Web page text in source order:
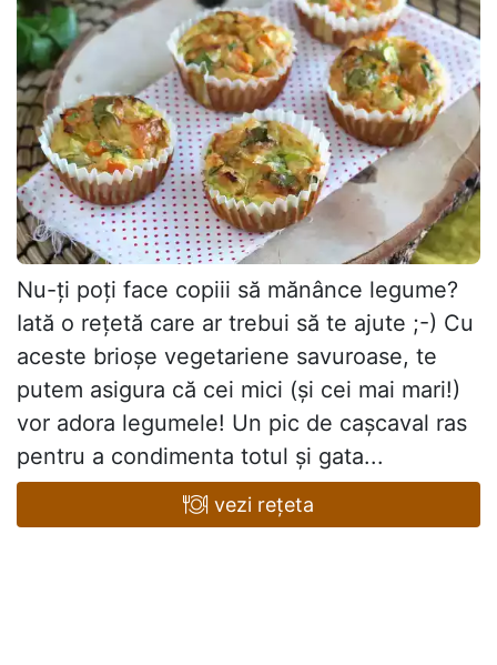
Nu-ți poți face copiii să mănânce legume?
Iată o rețetă care ar trebui să te ajute ;-) Cu
aceste brioșe vegetariene savuroase, te
putem asigura că cei mici (și cei mai mari!)
vor adora legumele! Un pic de cașcaval ras
pentru a condimenta totul și gata...
vezi rețeta